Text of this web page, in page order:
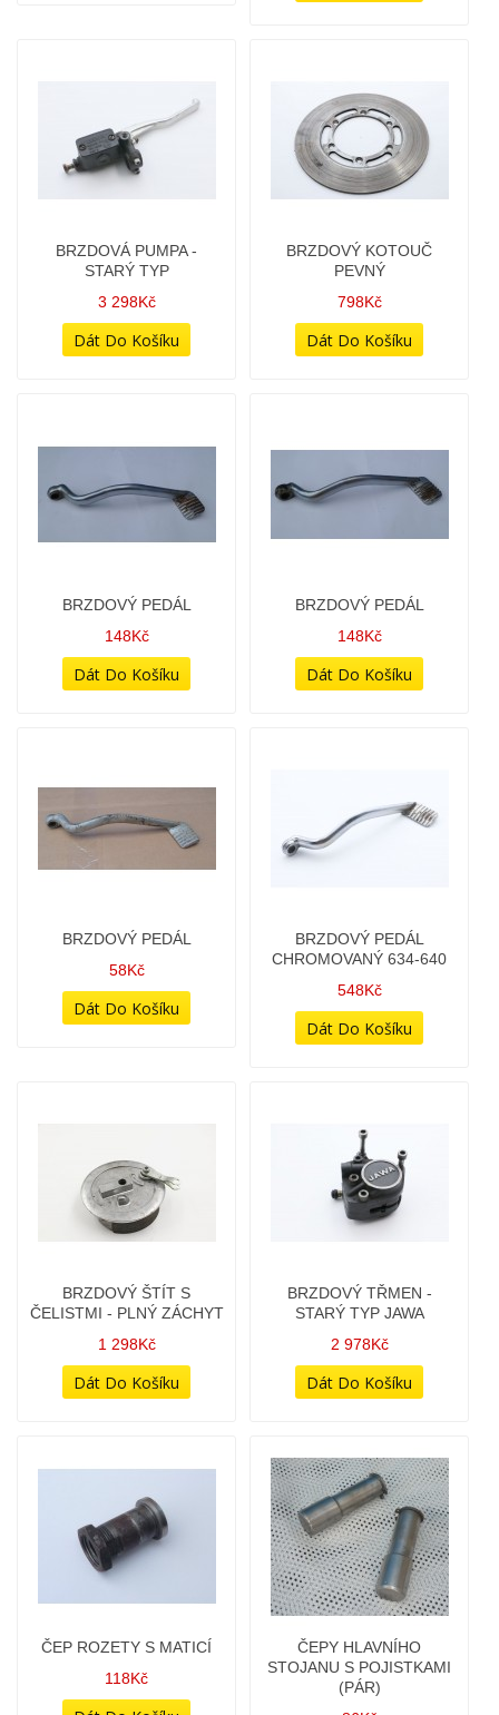
JEDNORAMENNÁ
STARÝ TYP
148Kč
BRZDOVÝ PEDÁL
58Kč
BRZDOVÝ PEDÁL
CHROMOVANÝ 634-640
548Kč
BRZDOVÝ ŠTÍT S
ČELISTMI - PLNÝ ZÁCHYT
1 298Kč